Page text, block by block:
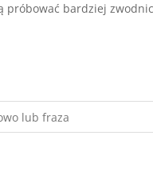
próbować bardziej